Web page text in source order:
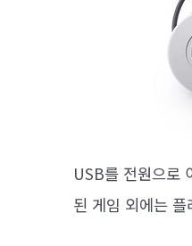
USB를 전원으로
된 게임 외에는